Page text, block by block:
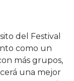
del Festival
como un
más grupos,
una mejor